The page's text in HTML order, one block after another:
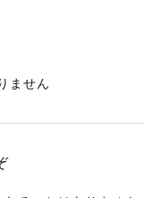
ません